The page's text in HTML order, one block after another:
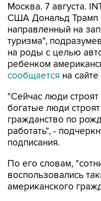
Москва. 7 августа.
США Дональд Трамп
направленный на
туризма",
на роды с целью
ребенком
сообщается на
"Сейчас люди строят
богатые люди
гражданство по
работать", -
подписания.
По его словам,
воспользовались
американского